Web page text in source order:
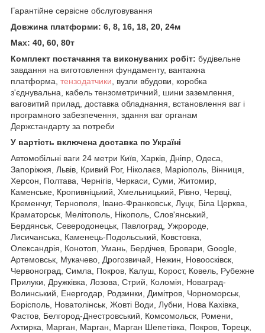
Гарантійне сервісне обслуговування
Довжина платформи: 6, 8, 16, 18, 20, 24м
Max: 40, 60, 80т
Комплект постачання та виконуваних робіт: будівельне
завдання на виготовлення фундаменту, вантажна
платформа, тензодатчики , вузли вбудови, коробка
з'єднувальна, кабель тензометричний, шини заземлення,
ваговитий прилад, доставка обладнання, встановлення ваг і
програмного забезпечення, здання ваг органам
Держстандарту за потреби
У вартість включена доставка по Україні
Автомобільні ваги 24 метри Київ, Харків, Дніпр, Одеса,
Запоріжжя, Львів, Кривий Рог, Ніколаєв, Маріополь, Вінниця,
Херсон, Полтава, Чернігів, Черкаси, Суми, Житомир,
Каменське, Кропивніцький, Хмельницький, Рівно, Червці,
Кременчуг, Тернополя, Івано-Франковськ, Луцк, Біла Церква,
Краматорськ, Мелітополь, Нікополь, Слов'янський,
Бердянськ, Северодонецьк, Павлоград, Ужророде,
Лисичанська, Каменець-Подольський, Ковстовка,
Олександрія, Конотоп, Умань, Бердічев, Бровари, Google,
Артемовськ, Мукачево, Дрогозвичай, Нежин, Новоосківск,
Червоноград, Симла, Покров, Калуш, Корост, Ковель, Рубежне
Прилуки, Дружківка, Лозова, Стрий, Коломія, Новаград-
Волинський, Енергодар, Родзинки, Димітров, Чорноморськ,
Борісполь, Новатолінськ, Жовті Води, Лубни, Нова Кахівка,
Фастов, Белгород-Днестровський, Комсомольск, Ромени,
Ахтирка, Марган, Марган, Марган Шепетівка, Покров, Торецк,